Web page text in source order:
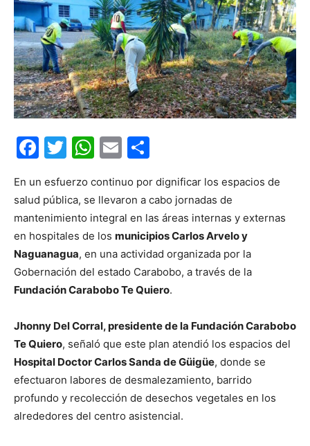
Facebook
Twitter
WhatsApp
Email
En un esfuerzo continuo por dignificar los espacios de
salud pública, se llevaron a cabo jornadas de
mantenimiento integral en las áreas internas y externas
en hospitales de los municipios Carlos Arvelo y
Naguanagua, en una actividad organizada por la
Gobernación del estado Carabobo, a través de la
Fundación Carabobo Te Quiero.
Jhonny Del Corral, presidente de la Fundación Carabobo
Te Quiero, señaló que este plan atendió los espacios del
Hospital Doctor Carlos Sanda de Güigüe, donde se
efectuaron labores de desmalezamiento, barrido
profundo y recolección de desechos vegetales en los
alrededores del centro asistencial.